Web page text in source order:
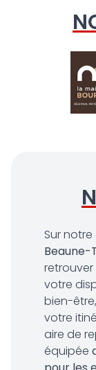
Sur
Beaune-
retrouver
votre
bien-
votre
aire de
équipée